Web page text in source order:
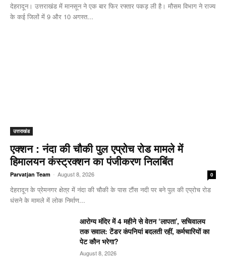
देहरादून। उत्तराखंड में मानसून ने एक बार फिर रफ्तार पकड़ ली है। मौसम विभाग ने राज्य
के कई जिलों में 9 और 10 अगस्त...
उत्तराखंड
एक्शन : नंदा की चौकी पुल एप्रोच रोड मामले में
हिमालयन कंस्ट्रक्शन का पंजीकरण निलबिंत
Parvatjan Team - August 8, 2026 0
देहरादून के प्रेमनगर क्षेत्र में नंदा की चौकी के पास टौंस नदी पर बने पुल की एप्रोच रोड
धंसने के मामले में लोक निर्माण...
आरोग्य मंदिर में 4 महीने से वेतन ‘लापता’, सचिवालय
तक सवाल: टेंडर कंपनियां बदलती रहीं, कर्मचारियों का
पेट कौन भरेगा?
August 8, 2026